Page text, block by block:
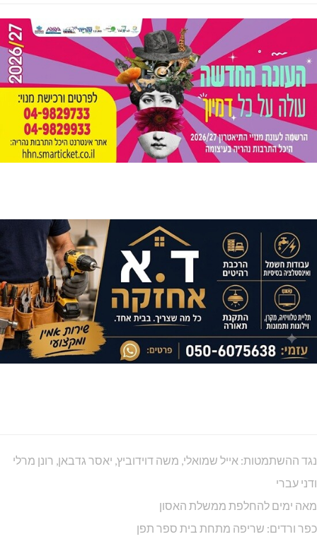
נגד ההשתמטות: אייל שמואלי, משה דוידוביץ, יאסר גדבאן, רונן מרלי
ודני עברי
מאה ימים להחלפת ממשלת האסון
כפר ורדים: שריפה מתחת בית ספר תפן